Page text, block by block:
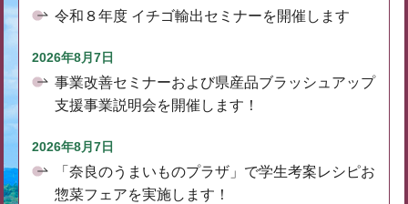
令和８年度 イチゴ輸出セミナーを開催します
2026年8月7日
事業改善セミナーおよび県産品ブラッシュアップ
支援事業説明会を開催します！
2026年8月7日
「奈良のうまいものプラザ」で学生考案レシピお
惣菜フェアを実施します！